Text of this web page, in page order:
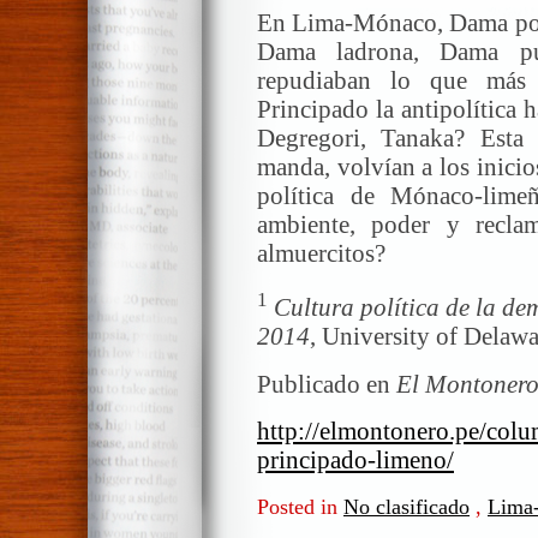
En Lima-Mónaco, Dama
Dama ladrona, Dama
repudiaban lo que
Principado la antipolítica
Degregori, Tanaka?
manda, volvían a los
política de Mónaco-
ambiente, poder y
almuercitos?
1 Cultura política de la
2014, University of
Publicado en El Montonero
http://elmontonero.pe/
principado-limeno/
Posted in No clasificado ,